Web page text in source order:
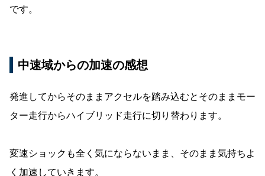
です。
中速域からの加速の感想
発進してからそのままアクセルを踏み込むとそのままモー
ター走行からハイブリッド走行に切り替わります。
変速ショックも全く気にならないまま、そのまま気持ちよ
く加速していきます。